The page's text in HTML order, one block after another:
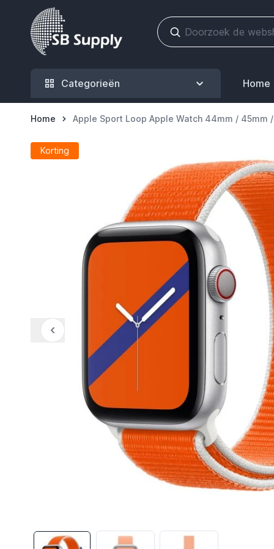
Ga naar de inhoud
Categorieën Home
Home Apple Sport Loop Apple Watch 44mm / 45mm
Korting